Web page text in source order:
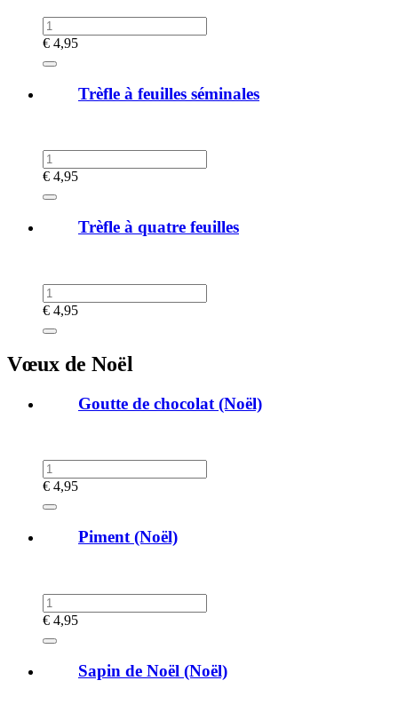
€ 4,95
Trèfle à feuilles séminales
€ 4,95
Trèfle à quatre feuilles
€ 4,95
Vœux de Noël
Goutte de chocolat (Noël)
€ 4,95
Piment (Noël)
€ 4,95
Sapin de Noël (Noël)